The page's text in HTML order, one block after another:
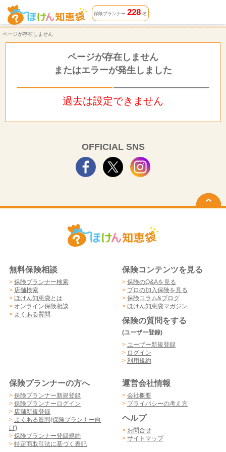
ページが存在しません | ほけん知恵袋
保険プランナー 228名
ページが存在しません
ページが存在しません
またはエラーが発生しました
過去は設定できません
OFFICIAL SNS
無料保険相談
> 保険プランナー検索
> 店舗検索
> ほけん知恵袋とは
> オンライン保険相談
> よくある質問
保険コンテンツを見る
> 保険のQ&Aを見る
> プロの加入保険を見る
> 保険コラム&ブログ
> ほけん知恵袋マガジン
保険の質問をする
(ユーザー登録)
> ユーザー新規登録
> ログイン
> 利用規約
保険プランナーの方へ
> 保険プランナー新規登録
> 保険プランナーログイン
> 店舗新規登録
> よくある質問(保険プランナー向
け)
> 保険プランナー登録規約
> 特定商取引法に基づく表記
運営会社情報
> 会社概要
> プライバシーの考え方
ヘルプ
> お問合せ
> サイトマップ